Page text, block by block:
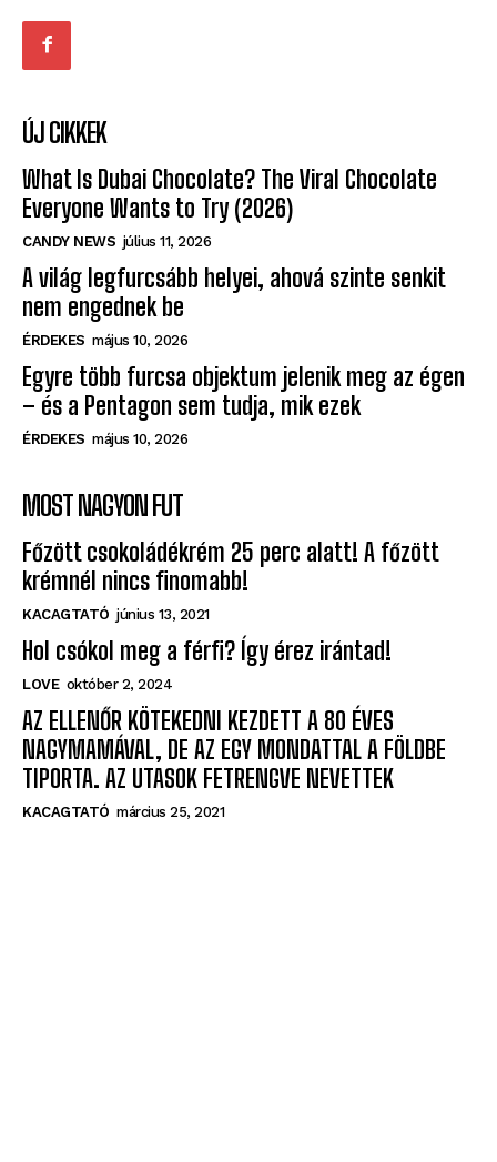
ÚJ CIKKEK
What Is Dubai Chocolate? The Viral Chocolate
Everyone Wants to Try (2026)
CANDY NEWS július 11, 2026
A világ legfurcsább helyei, ahová szinte senkit
nem engednek be
ÉRDEKES május 10, 2026
Egyre több furcsa objektum jelenik meg az égen
– és a Pentagon sem tudja, mik ezek
ÉRDEKES május 10, 2026
MOST NAGYON FUT
Főzött csokoládékrém 25 perc alatt! A főzött
krémnél nincs finomabb!
KACAGTATÓ június 13, 2021
Hol csókol meg a férfi? Így érez irántad!
LOVE október 2, 2024
AZ ELLENŐR KÖTEKEDNI KEZDETT A 80 ÉVES
NAGYMAMÁVAL, DE AZ EGY MONDATTAL A FÖLDBE
TIPORTA. AZ UTASOK FETRENGVE NEVETTEK
KACAGTATÓ március 25, 2021